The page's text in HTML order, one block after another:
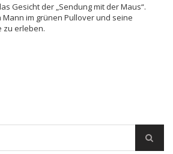
Gesicht der „Sendung mit der Maus“.
im grünen Pullover und seine
zu erleben.